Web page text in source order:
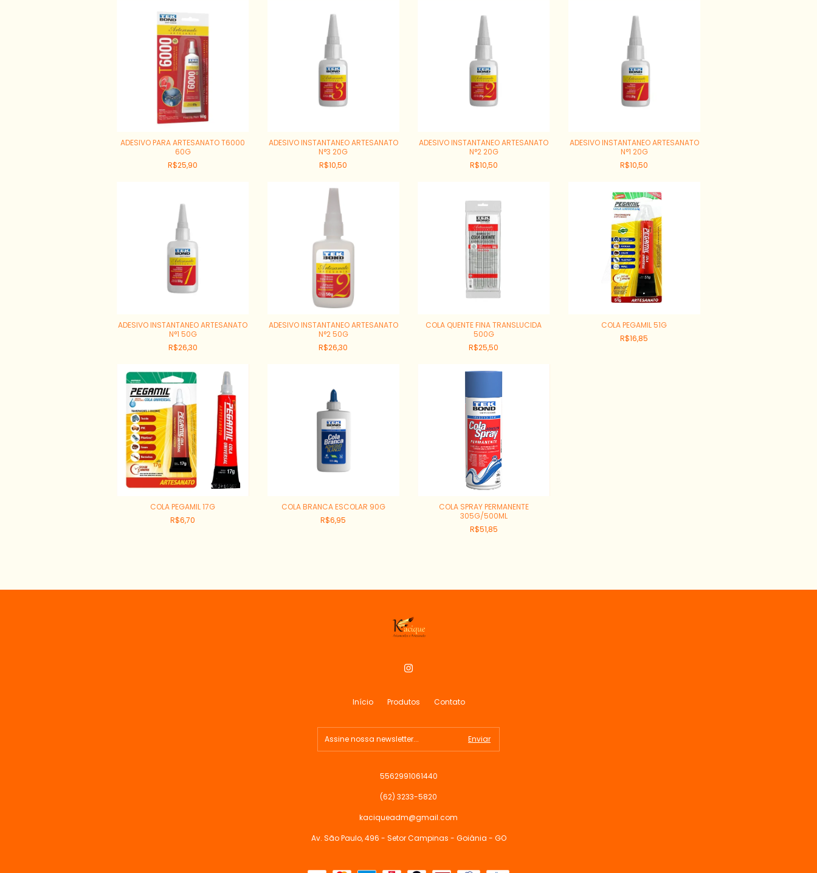
ADESIVO PARA ARTESANATO T6000
60G
R$25,90
ADESIVO INSTANTANEO ARTESANATO
N°3 20G
R$10,50
ADESIVO INSTANTANEO ARTESANATO
N°2 20G
R$10,50
ADESIVO INSTANTANEO ARTESANATO
N°1 20G
R$10,50
ADESIVO INSTANTANEO ARTESANATO
N°1 50G
R$26,30
ADESIVO INSTANTANEO ARTESANATO
N°2 50G
R$26,30
COLA QUENTE FINA TRANSLUCIDA
500G
R$25,50
COLA PEGAMIL 51G
R$16,85
COLA PEGAMIL 17G
R$6,70
COLA BRANCA ESCOLAR 90G
R$6,95
COLA SPRAY PERMANENTE
305G/500ML
R$51,85
Início Produtos Contato
5562991061440
(62) 3233-5820
kaciqueadm@gmail.com
Av. São Paulo, 496 - Setor Campinas - Goiânia - GO